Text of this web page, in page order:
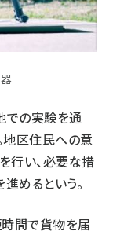
での実験を通
地区住民への意
行い、必要な措
めるという。
時間で貨物を届